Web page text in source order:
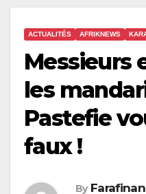
ACTUALITÉS AFRIKNEWS
Messieurs
les
Pastefie
faux !
By